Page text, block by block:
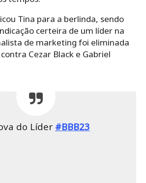
Tina para a berlinda, sendo
certeira de um líder na
de marketing foi eliminada
Cezar Black e Gabriel
do Líder #BBB23